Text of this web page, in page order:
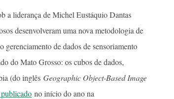
a liderança de Michel Eustáquio Dantas
desenvolveram uma nova metodologia de
gerenciamento de dados de sensoriamento
do Mato Grosso: os cubos de dados,
(do inglês Geographic Object-Based Image
no início do ano na